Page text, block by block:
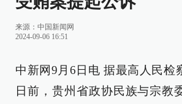
来源： 中国新闻网
2024-09-06 16:51
中新网9月6日电 据最高人民检
日前，贵州省政协民族与宗教